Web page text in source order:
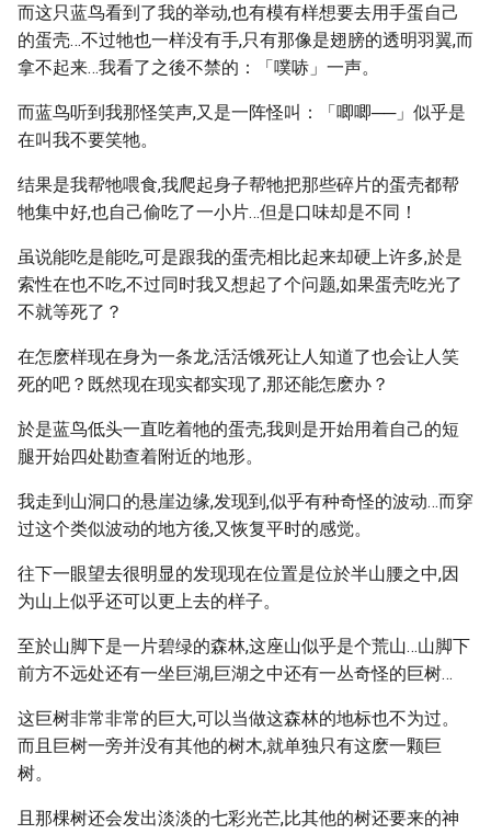
而这只蓝鸟看到了我的举动,也有模有样想要去用手蛋自己
的蛋壳…不过牠也一样没有手,只有那像是翅膀的透明羽翼,而
拿不起来…我看了之後不禁的：「噗哧」一声。
而蓝鸟听到我那怪笑声,又是一阵怪叫：「唧唧──」似乎是
在叫我不要笑牠。
结果是我帮牠喂食,我爬起身子帮牠把那些碎片的蛋壳都帮
牠集中好,也自己偷吃了一小片…但是口味却是不同！
虽说能吃是能吃,可是跟我的蛋壳相比起来却硬上许多,於是
索性在也不吃,不过同时我又想起了个问题,如果蛋壳吃光了
不就等死了？
在怎麽样现在身为一条龙,活活饿死让人知道了也会让人笑
死的吧？既然现在现实都实现了,那还能怎麽办？
於是蓝鸟低头一直吃着牠的蛋壳,我则是开始用着自己的短
腿开始四处勘查着附近的地形。
我走到山洞口的悬崖边缘,发现到,似乎有种奇怪的波动…而穿
过这个类似波动的地方後,又恢复平时的感觉。
往下一眼望去很明显的发现现在位置是位於半山腰之中,因
为山上似乎还可以更上去的样子。
至於山脚下是一片碧绿的森林,这座山似乎是个荒山…山脚下
前方不远处还有一坐巨湖,巨湖之中还有一丛奇怪的巨树…
这巨树非常非常的巨大,可以当做这森林的地标也不为过。
而且巨树一旁并没有其他的树木,就单独只有这麽一颗巨
树。
且那棵树还会发出淡淡的七彩光芒,比其他的树还要来的神